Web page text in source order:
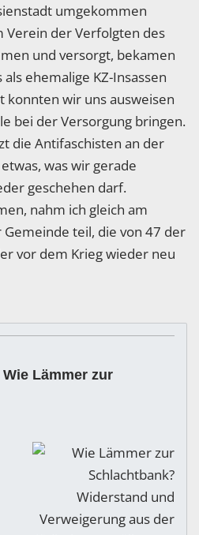
umgekommen
Verein der Verfolgten des
und versorgt, bekamen
ehemalige KZ-Insassen
konnten wir uns ausweisen
bei der Versorgung bringen.
die Antifaschisten an der
was wir gerade
geschehen darf.
nahm ich gleich am
teil, die von 47 der
vor dem Krieg wieder neu
Lämmer zur